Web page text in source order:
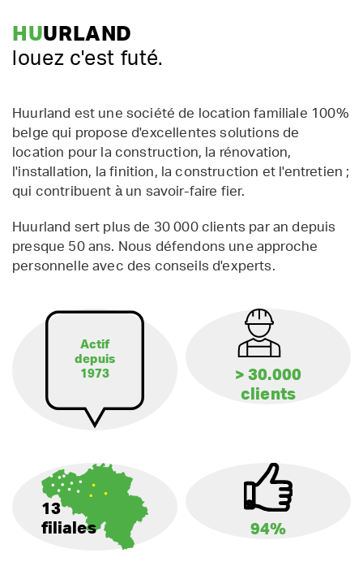
HUURLAND
louez c'est futé.
Huurland est une société de location familiale 100%
belge qui propose d'excellentes solutions de
location pour la construction, la rénovation,
l'installation, la finition, la construction et l'entretien ;
qui contribuent à un savoir-faire fier.
Huurland sert plus de 30 000 clients par an depuis
presque 50 ans. Nous défendons une approche
personnelle avec des conseils d'experts.
Actif
depuis
1973
> 30.000
clients
13
filiales
94%